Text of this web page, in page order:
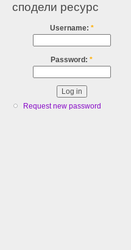
сподели ресурс
Username: *
Password: *
Request new password